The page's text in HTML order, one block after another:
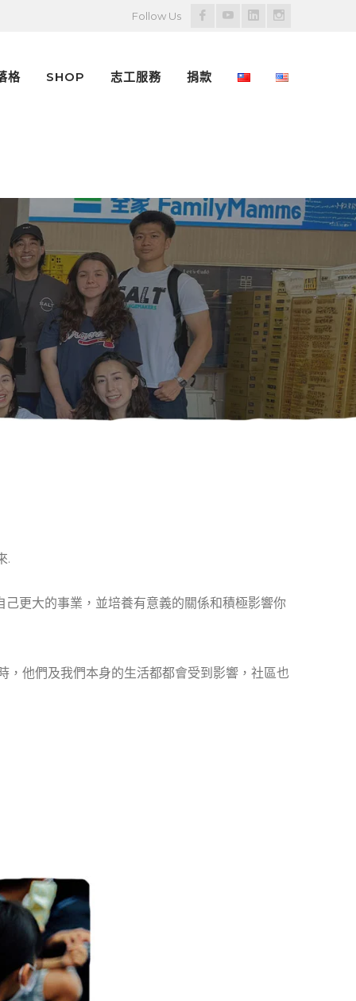
Follow Us
Facebook
YoutubeLinkedIn
格 SHOP 志工服務 捐款
.
更大的事業，並培養有意義的關係和積極影響你
，他們及我們本身的生活都都會受到影響，社區也